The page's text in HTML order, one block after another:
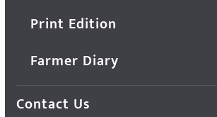
Print Edition
Farmer Diary
Contact Us